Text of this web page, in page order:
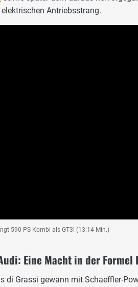
Antriebsstrang.
590-PS-Kombi als GT3! (13:14 Min.)
Eine Macht in der Formel
di Grassi gewann mit Schaeffler-